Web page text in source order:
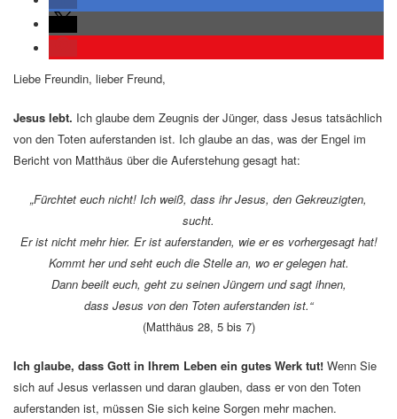
Liebe Freundin, lieber Freund,
Jesus lebt. Ich glaube dem Zeugnis der Jünger, dass Jesus tatsächlich
von den Toten auferstanden ist. Ich glaube an das, was der Engel im
Bericht von Matthäus über die Auferstehung gesagt hat:
„Fürchtet euch nicht! Ich weiß, dass ihr Jesus, den Gekreuzigten,
sucht.
Er ist nicht mehr hier. Er ist auferstanden, wie er es vorhergesagt hat!
Kommt her und seht euch die Stelle an, wo er gelegen hat.
Dann beeilt euch, geht zu seinen Jüngern und sagt ihnen,
dass Jesus von den Toten auferstanden ist.“
(Matthäus 28, 5 bis 7)
Ich glaube, dass Gott in Ihrem Leben ein gutes Werk tut! Wenn Sie
sich auf Jesus verlassen und daran glauben, dass er von den Toten
auferstanden ist, müssen Sie sich keine Sorgen mehr machen.